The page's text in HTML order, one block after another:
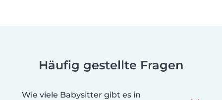
Häufig gestellte Fragen
Wie viele Babysitter gibt es in